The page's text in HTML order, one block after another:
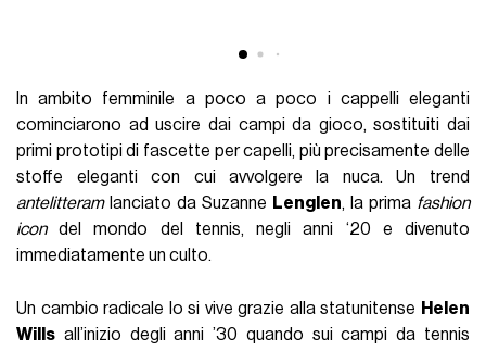
In ambito femminile a poco a poco i cappelli eleganti
cominciarono ad uscire dai campi da gioco, sostituiti dai
primi prototipi di fascette per capelli, più precisamente delle
stoffe eleganti con cui avvolgere la nuca. Un trend
antelitteramlanciato da Suzanne Lenglen, la prima fashion
icondel mondo del tennis, negli anni ‘20 e divenuto
immediatamente un culto.
Un cambio radicale lo si vive grazie alla statunitense Helen
Wills all’inizio degli anni ’30 quando sui campi da tennis